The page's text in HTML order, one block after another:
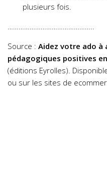
plusieurs fois.
Source : Aidez votre ado à
pédagogiques positives
(éditions Eyrolles).
ou sur les sites de